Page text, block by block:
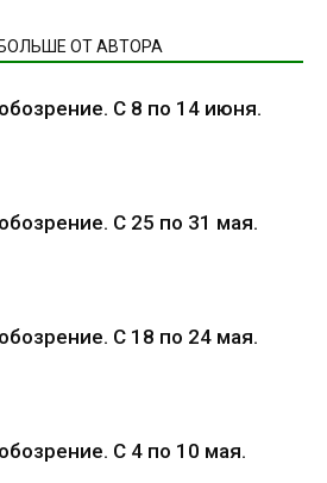
БОЛЬШЕ ОТ АВТОРА
С 8 по 14 июня.
С 25 по 31 мая.
С 18 по 24 мая.
С 4 по 10 мая.